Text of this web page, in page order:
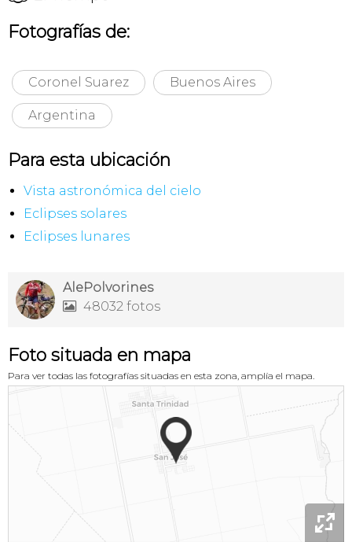
Fotografías de:
Coronel Suarez Buenos Aires
Argentina
Para esta ubicación
Vista astronómica del cielo
Eclipses solares
Eclipses lunares
AlePolvorines
 48032 fotos
Foto situada en mapa
Para ver todas las fotografías situadas en esta zona, amplía el mapa.
